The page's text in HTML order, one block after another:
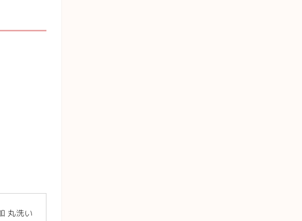
丸洗い